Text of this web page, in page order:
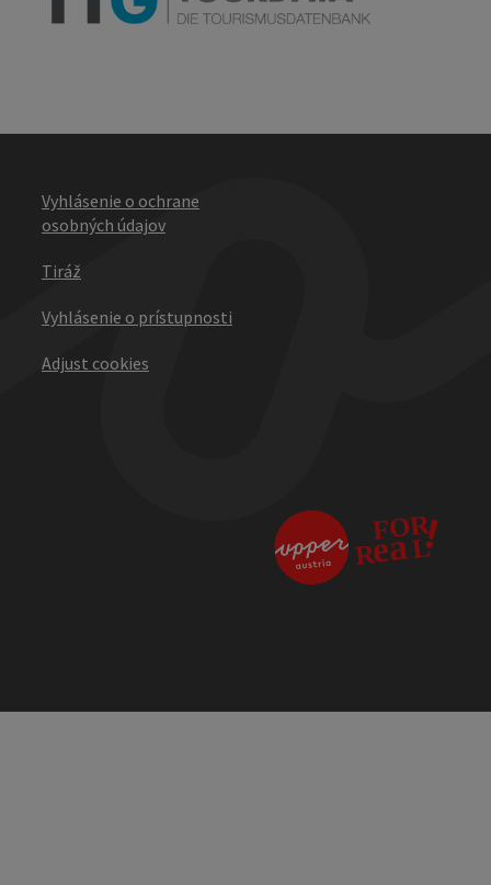
Vyhlásenie o ochrane
osobných údajov
Tiráž
Vyhlásenie o prístupnosti
Adjust cookies